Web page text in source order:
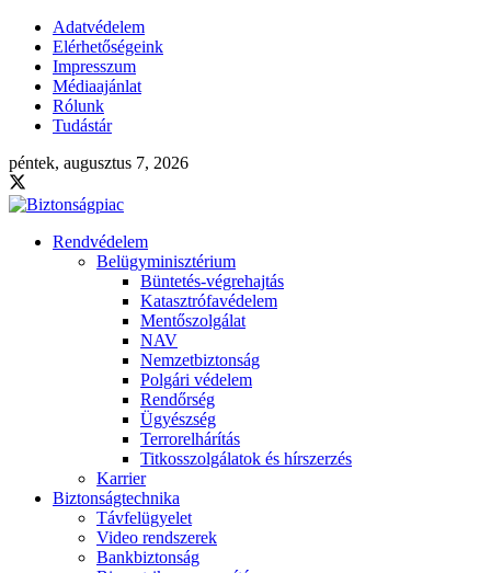
Adatvédelem
Elérhetőségeink
Impresszum
Médiaajánlat
Rólunk
Tudástár
péntek, augusztus 7, 2026
Rendvédelem
Belügyminisztérium
Büntetés-végrehajtás
Katasztrófavédelem
Mentőszolgálat
NAV
Nemzetbiztonság
Polgári védelem
Rendőrség
Ügyészség
Terrorelhárítás
Titkosszolgálatok és hírszerzés
Karrier
Biztonságtechnika
Távfelügyelet
Video rendszerek
Bankbiztonság